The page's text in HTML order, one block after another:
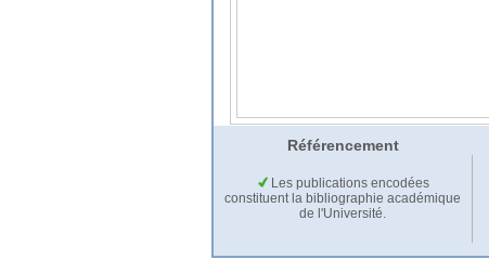
Référencement
Les publications encodées
constituent la bibliographie académique
de l'Université.